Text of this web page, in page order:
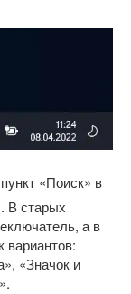
«Поиск» в
В старых
а в
вариантов:
«Значок и